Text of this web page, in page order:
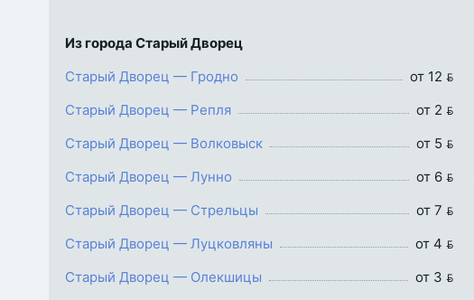
Из города Старый Дворец
Старый Дворец — Гродно
от 12 
Старый Дворец — Репля
от 2 
Старый Дворец — Волковыск
от 5 
Старый Дворец — Лунно
от 6 
Старый Дворец — Стрельцы
от 7 
Старый Дворец — Луцковляны
от 4 
Старый Дворец — Олекшицы
от 3 